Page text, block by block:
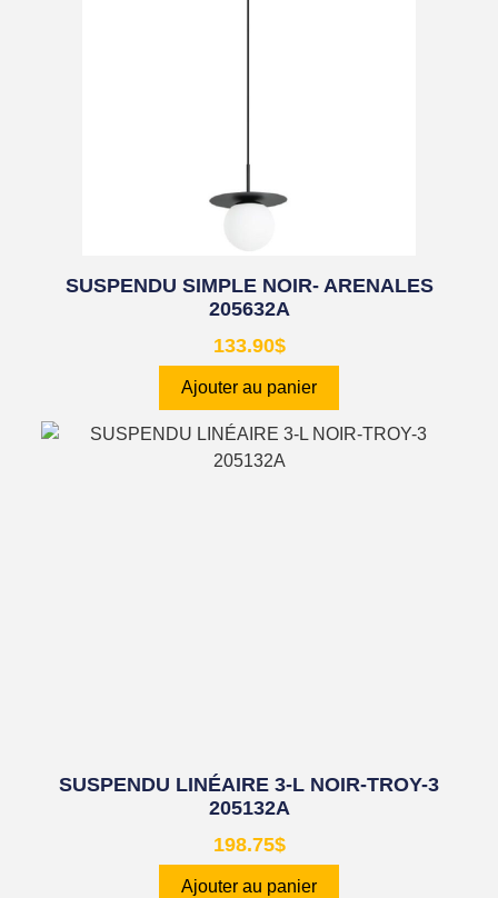
SUSPENDU SIMPLE NOIR- ARENALES
205632A
133.90$
Ajouter au panier
SUSPENDU LINÉAIRE 3-L NOIR-TROY-3
205132A
198.75$
Ajouter au panier